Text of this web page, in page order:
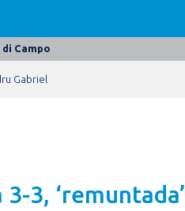
Campo
Gabriel
3-3,